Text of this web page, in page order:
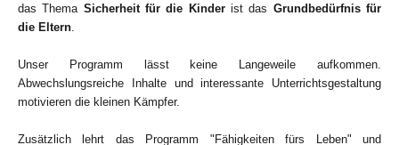
das Thema Sicherheit für die Kinderist das Grundbedürfnis für
die Eltern
Unser Programm lässt keine Langeweile aufkommen.
Abwechslungsreiche Inhalte und interessante Unterrichtsgestaltung
motivieren die kleinen Kämpfer.
Zusätzlich lehrt das Programm "Fähigkeiten fürs Leben" und